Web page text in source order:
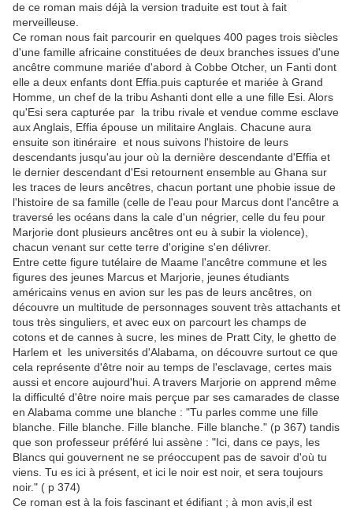
de ce roman mais déjà la version traduite est tout à fait
merveilleuse.
Ce roman nous fait parcourir en quelques 400 pages trois siècles
d'une famille africaine constituées de deux branches issues d'une
ancêtre commune mariée d'abord à Cobbe Otcher, un Fanti dont
elle a deux enfants dont Effia.puis capturée et mariée à Grand
Homme, un chef de la tribu Ashanti dont elle a une fille Esi. Alors
qu'Esi sera capturée par la tribu rivale et vendue comme esclave
aux Anglais, Effia épouse un militaire Anglais. Chacune aura
ensuite son itinéraire et nous suivons l'histoire de leurs
descendants jusqu'au jour où la dernière descendante d'Effia et
le dernier descendant d'Esi retournent ensemble au Ghana sur
les traces de leurs ancêtres, chacun portant une phobie issue de
l'histoire de sa famille (celle de l'eau pour Marcus dont l'ancêtre a
traversé les océans dans la cale d'un négrier, celle du feu pour
Marjorie dont plusieurs ancêtres ont eu à subir la violence),
chacun venant sur cette terre d'origine s'en délivrer.
Entre cette figure tutélaire de Maame l'ancêtre commune et les
figures des jeunes Marcus et Marjorie, jeunes étudiants
américains venus en avion sur les pas de leurs ancêtres, on
découvre un multitude de personnages souvent très attachants et
tous très singuliers, et avec eux on parcourt les champs de
cotons et de cannes à sucre, les mines de Pratt City, le ghetto de
Harlem et les universités d'Alabama, on découvre surtout ce que
cela représente d'être noir au temps de l'esclavage, certes mais
aussi et encore aujourd'hui. A travers Marjorie on apprend même
la difficulté d'être noire mais perçue par ses camarades de classe
en Alabama comme une blanche : "Tu parles comme une fille
blanche. Fille blanche. Fille blanche. Fille blanche." (p 367) tandis
que son professeur préféré lui assène : "Ici, dans ce pays, les
Blancs qui gouvernent ne se préoccupent pas de savoir d'où tu
viens. Tu es ici à présent, et ici le noir est noir, et sera toujours
noir." ( p 374)
Ce roman est à la fois fascinant et édifiant ; à mon avis,il est